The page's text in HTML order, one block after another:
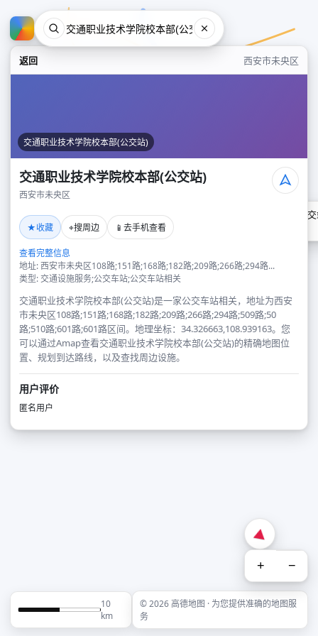
返回 西安市未央区
交通职业技术学院校本部(公交站)
交通职业技术学院校本部(公交站)
西安市未央区
★收藏 ⌖搜周边 📱 去手机查看
查看完整信息
地址: 西安市未央区108路;151路;168路;182路;209路;266路;294路...
类型: 交通设施服务;公交车站;公交车站相关
交通职业技术学院校本部(公交站)是一家公交车站相关，地址为西安
市未央区108路;151路;168路;182路;209路;266路;294路;509路;50
路;510路;601路;601路区间。地理坐标：34.326663,108.939163。您
可以通过Amap查看交通职业技术学院校本部(公交站)的精确地图位
置、规划到达路线，以及查找周边设施。
用户评价
匿名用户
交通职业技术学院校本部(公
+ −
10
km
© 2026 高德地图 · 为您提供准确的地图服
务